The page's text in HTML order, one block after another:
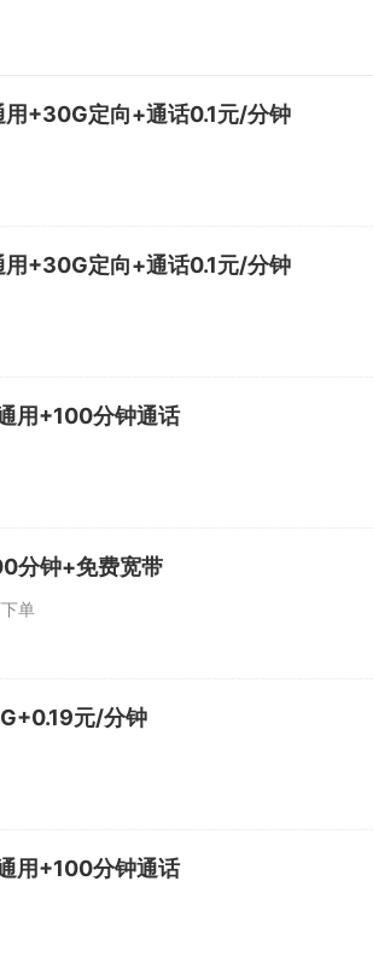
+30G定向+通话0.1元/分钟
+30G定向+通话0.1元/分钟
用+100分钟通话
分钟+免费宽带
单
元/分钟
用+100分钟通话